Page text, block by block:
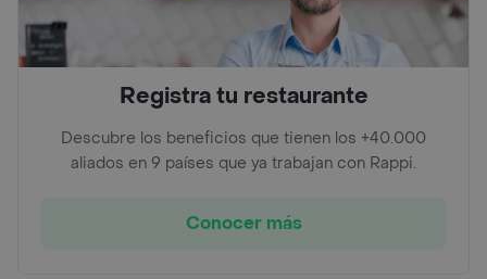
Registra tu restaurante
Descubre los beneficios que tienen los +40.000
aliados en 9 países que ya trabajan con Rappi.
Conocer más